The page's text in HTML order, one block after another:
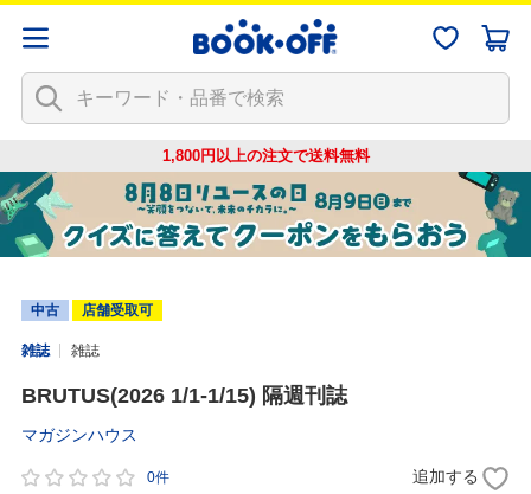
1,800円以上の注文で送料無料
中古 店舗受取可
雑誌 雑誌
BRUTUS(2026 1/1-1/15) 隔週刊誌
マガジンハウス
0件 追加する